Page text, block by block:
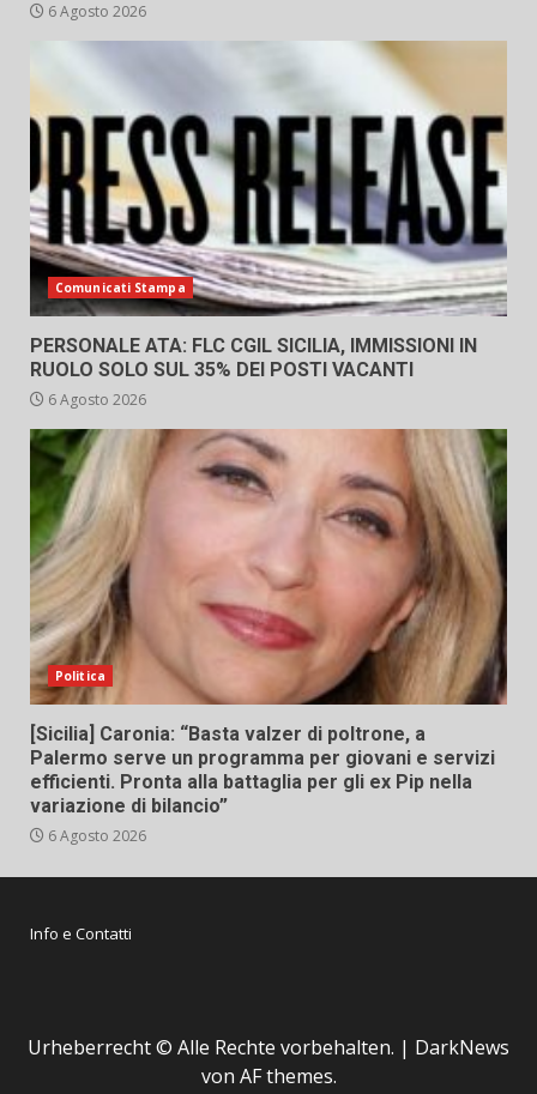
6 Agosto 2026
Comunicati Stampa
PERSONALE ATA: FLC CGIL SICILIA, IMMISSIONI IN
RUOLO SOLO SUL 35% DEI POSTI VACANTI
6 Agosto 2026
Politica
[Sicilia] Caronia: “Basta valzer di poltrone, a
Palermo serve un programma per giovani e servizi
efficienti. Pronta alla battaglia per gli ex Pip nella
variazione di bilancio”
6 Agosto 2026
Info e Contatti
Urheberrecht © Alle Rechte vorbehalten. | DarkNews
von AF themes.